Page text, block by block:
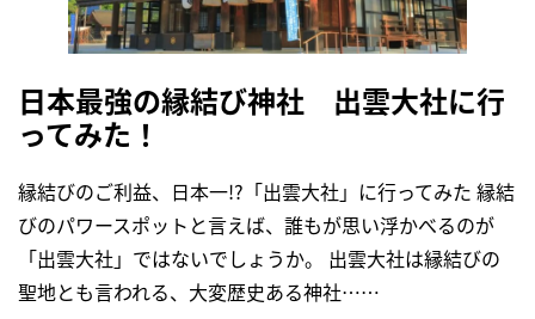
日本最強の縁結び神社 出雲大社に行
ってみた！
縁結びのご利益、日本一!?「出雲大社」に行ってみた 縁結
びのパワースポットと言えば、誰もが思い浮かべるのが
「出雲大社」ではないでしょうか。 出雲大社は縁結びの
聖地とも言われる、大変歴史ある神社……